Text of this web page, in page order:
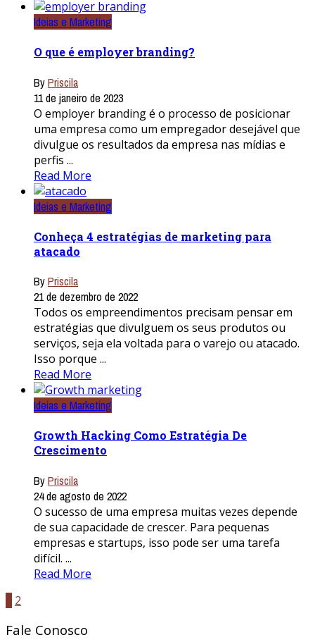
Ideias e Marketing
O que é employer branding?
ByPriscila
11 de janeiro de 2023
O employer branding é o processo de posicionar
uma empresa como um empregador desejável que
divulgue os resultados da empresa nas mídias e
perfis ...
Read More
Ideias e Marketing
Conheça 4 estratégias de marketing para
atacado
ByPriscila
21 de dezembro de 2022
Todos os empreendimentos precisam pensar em
estratégias que divulguem os seus produtos ou
serviços, seja ela voltada para o varejo ou atacado.
Isso porque ...
Read More
Ideias e Marketing
Growth Hacking Como Estratégia De
Crescimento
ByPriscila
24 de agosto de 2022
O sucesso de uma empresa muitas vezes depende
de sua capacidade de crescer. Para pequenas
empresas e startups, isso pode ser uma tarefa
difícil. ...
Read More
2
Fale Conosco